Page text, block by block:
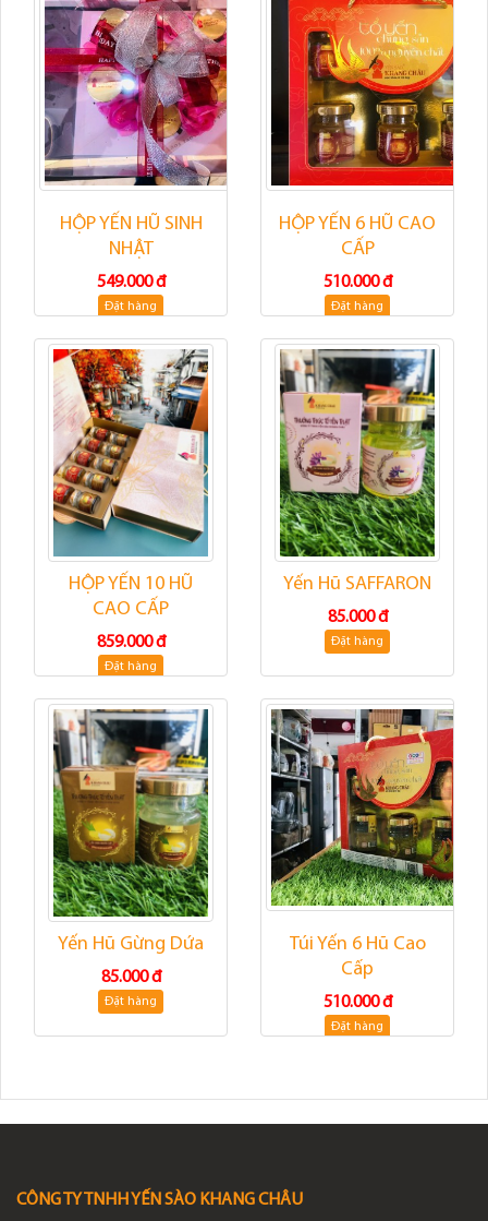
HỘP YẾN HŨ SINH
NHẬT
549.000 đ
Đặt hàng
HỘP YẾN 6 HŨ CAO
CẤP
510.000 đ
Đặt hàng
HỘP YẾN 10 HŨ
CAO CẤP
859.000 đ
Đặt hàng
Yến Hũ SAFFARON
85.000 đ
Đặt hàng
Yến Hũ Gừng Dứa
85.000 đ
Đặt hàng
Túi Yến 6 Hũ Cao
Cấp
510.000 đ
Đặt hàng
CÔNG TY TNHH YẾN SÀO KHANG CHÂU